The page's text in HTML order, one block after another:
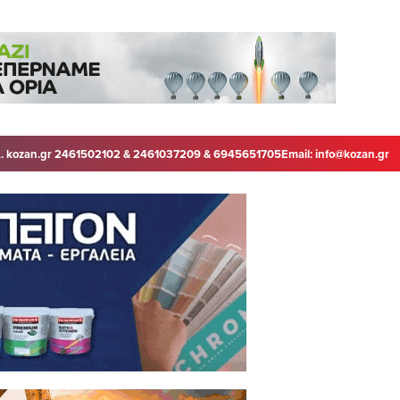
kozan.gr 2461502102 & 2461037209 & 6945651705Email:info@kozan.gr